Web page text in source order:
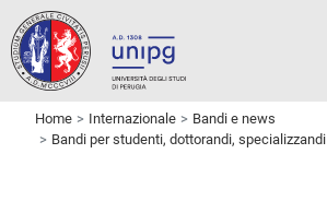
Home Internazionale
Bandi e news
Bandi per studenti, dottorandi, specializzandi